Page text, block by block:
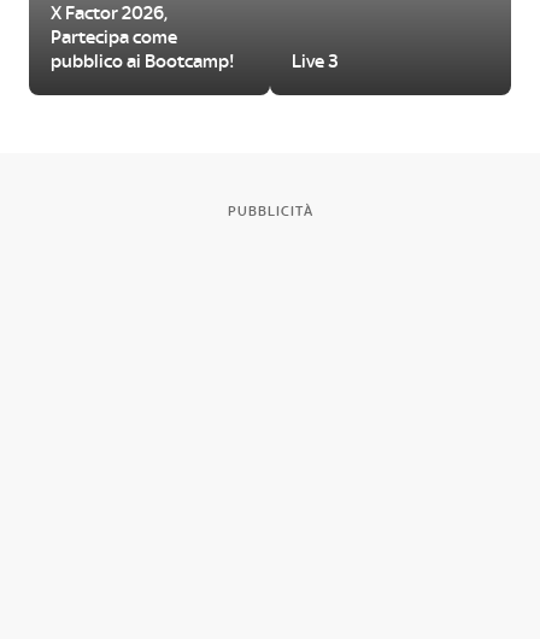
X Factor 2026,
Partecipa come
pubblico ai Bootcamp!
Live 3
PUBBLICITÀ